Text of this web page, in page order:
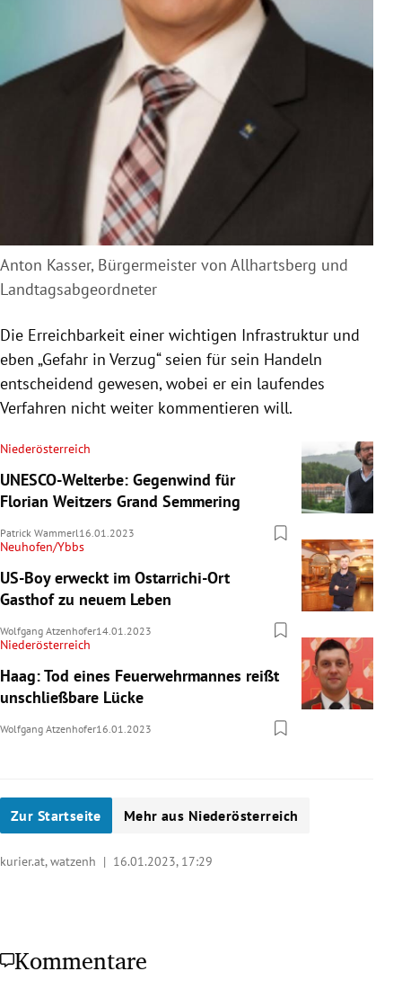
Anton Kasser, Bürgermeister von Allhartsberg und
Landtagsabgeordneter
Die Erreichbarkeit einer wichtigen Infrastruktur und
eben „Gefahr in Verzug“ seien für sein Handeln
entscheidend gewesen, wobei er ein laufendes
Verfahren nicht weiter kommentieren will.
Niederösterreich
UNESCO-Welterbe: Gegenwind für
Florian Weitzers Grand Semmering
Patrick Wammerl16.01.2023
Neuhofen/Ybbs
US-Boy erweckt im Ostarrichi-Ort
Gasthof zu neuem Leben
Wolfgang Atzenhofer14.01.2023
Niederösterreich
Haag: Tod eines Feuerwehrmannes reißt
unschließbare Lücke
Wolfgang Atzenhofer16.01.2023
Zur Startseite Mehr aus Niederösterreich
kurier.at, watzenh | 16.01.2023, 17:29
Kommentare